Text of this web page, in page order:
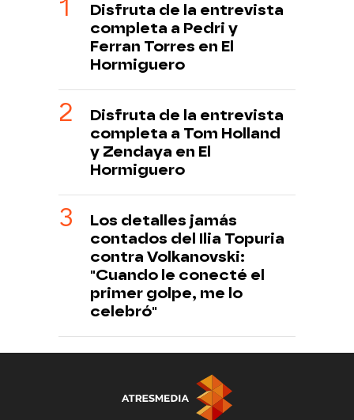
Disfruta de la entrevista
completa a Pedri y
Ferran Torres en El
Hormiguero
Disfruta de la entrevista
completa a Tom Holland
y Zendaya en El
Hormiguero
Los detalles jamás
contados del Ilia Topuria
contra Volkanovski:
"Cuando le conecté el
primer golpe, me lo
celebró"